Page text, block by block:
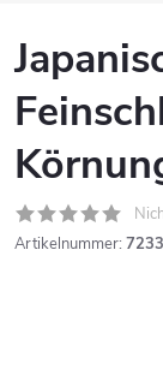
Artikelnummer: 7233